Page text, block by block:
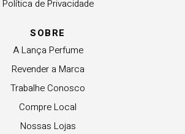
Política de Privacidade
SOBRE
A Lança Perfume
Revender a Marca
Trabalhe Conosco
Compre Local
Nossas Lojas